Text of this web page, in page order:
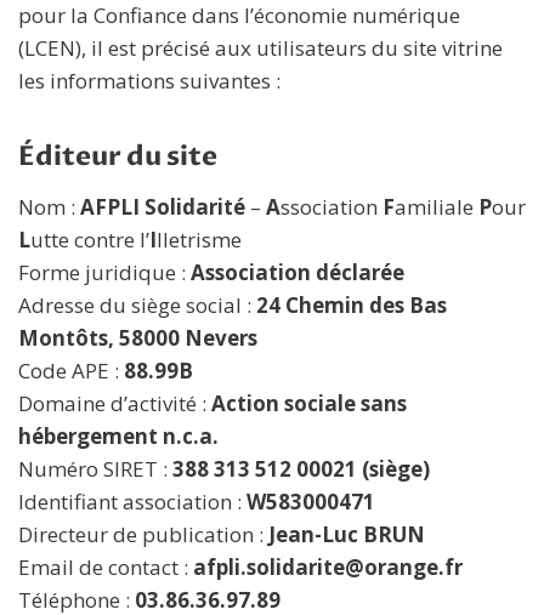
pour la Confiance dans l’économie numérique
(LCEN), il est précisé aux utilisateurs du site vitrine
les informations suivantes :
Éditeur du site
Nom : AFPLI Solidarité – Association Familiale Pour
Lutte contre l’Illetrisme
Forme juridique : Association déclarée
Adresse du siège social : 24 Chemin des Bas
Montôts, 58000 Nevers
Code APE : 88.99B
Domaine d’activité : Action sociale sans
hébergement n.c.a.
Numéro SIRET : 388 313 512 00021 (siège)
Identifiant association : W583000471
Directeur de publication : Jean-Luc BRUN
Email de contact : afpli.solidarite@orange.fr
Téléphone : 03.86.36.97.89